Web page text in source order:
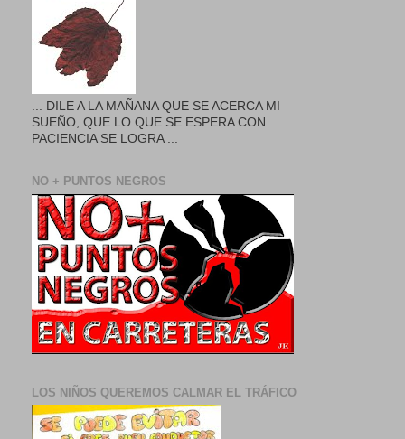
... DILE A LA MAÑANA QUE SE ACERCA MI
SUEÑO, QUE LO QUE SE ESPERA CON
PACIENCIA SE LOGRA ...
NO + PUNTOS NEGROS
LOS NIÑOS QUEREMOS CALMAR EL TRÁFICO